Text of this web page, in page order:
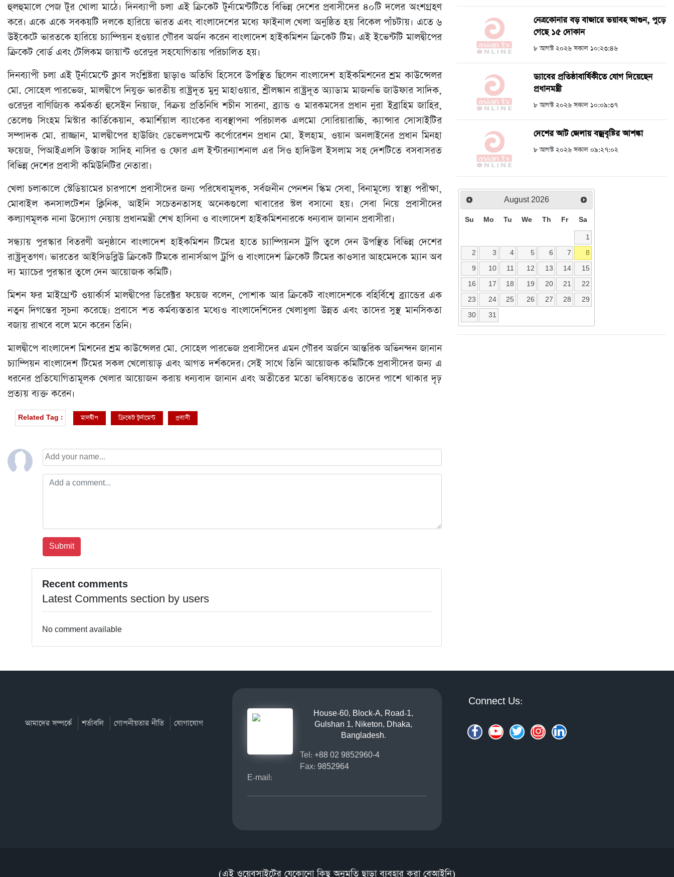
হুলহুমালে পেজ টুর খোলা মাঠে। দিনব্যাপী চলা এই ক্রিকেট টুর্নামেন্টটিতে বিভিন্ন দেশের প্রবাসীদের ৪০টি দলের অংশগ্রহণ
করে। একে একে সবকয়টি দলকে হারিয়ে ভারত এবং বাংলাদেশের মধ্যে ফাইনাল খেলা অনুষ্ঠিত হয় বিকেল পাঁচটায়। এতে ৬
উইকেটে ভারতকে হারিয়ে চ্যাম্পিয়ন হওয়ার গৌরব অর্জন করেন বাংলাদেশ হাইকমিশন ক্রিকেট টিম। এই ইভেন্টটি মালদ্বীপের
ক্রিকেট বোর্ড এবং টেলিকম জায়ান্ট ওরেদুর সহযোগিতায় পরিচালিত হয়।
দিনব্যাপী চলা এই টুর্নামেন্টে ক্লাব সংশ্লিষ্টরা ছাড়াও অতিথি হিসেবে উপস্থিত ছিলেন বাংলাদেশ হাইকমিশনের শ্রম কাউন্সেলর
মো. সোহেল পারভেজ, মালদ্বীপে নিযুক্ত ভারতীয় রাষ্ট্রদূত মুনু মাহাওয়ার, শ্রীলঙ্কান রাষ্ট্রদূত অ্যাডাম মাজনভি জাউফার সাদিক,
ওরেদুর বাণিজ্যিক কর্মকর্তা হুসেইন নিয়াজ, বিক্রয় প্রতিনিধি শচীন সারনা, ব্র্যান্ড ও মারকমসের প্রধান নুরা ইব্রাহিম জাহির,
তেলেগু সিংহম মিস্টার কার্তিকেয়ান, কমার্শিয়াল ব্যাংকের ব্যবস্থাপনা পরিচালক এলমো সোরিয়ারাচ্চি, ক্যান্সার সোসাইটির
সম্পাদক মো. রাজ্জান, মালদ্বীপের হাউজিং ডেভেলপমেন্ট কর্পোরেশন প্রধান মো. ইলহাম, ওয়ান অনলাইনের প্রধান মিনহা
ফয়েজ, পিআইএলসি উস্তাজ সাদিহ নাসির ও ফোর এল ইন্টারন্যাশনাল এর সিও হাদিউল ইসলাম সহ দেশটিতে বসবাসরত
বিভিন্ন দেশের প্রবাসী কমিউনিটির নেতারা।
খেলা চলাকালে স্টেডিয়ামের চারপাশে প্রবাসীদের জন্য পরিষেবামূলক, সর্বজনীন পেনশন স্কিম সেবা, বিনামূল্যে স্বাস্থ্য পরীক্ষা,
মোবাইল কনসালটেশন ক্লিনিক, আইনি সচেতনতাসহ অনেকগুলো খাবারের স্টল বসানো হয়। সেবা নিয়ে প্রবাসীদের
কল্যাণমূলক নানা উদ্যোগ নেয়ায় প্রধানমন্ত্রী শেখ হাসিনা ও বাংলাদেশ হাইকমিশনারকে ধন্যবাদ জানান প্রবাসীরা।
সন্ধ্যায় পুরস্কার বিতরণী অনুষ্ঠানে বাংলাদেশ হাইকমিশন টিমের হাতে চ্যাম্পিয়নস ট্রপি তুলে দেন উপস্থিত বিভিন্ন দেশের
রাষ্ট্রদূতগণ। ভারতের আইসিডব্লিউ ক্রিকেট টিমকে রানার্সআপ ট্রপি ও বাংলাদেশ ক্রিকেট টিমের কাওসার আহমেদকে ম্যান অব
দ্য ম্যাচের পুরস্কার তুলে দেন আয়োজক কমিটি।
মিশন ফর মাইগ্রেন্ট ওয়ার্কার্স মালদ্বীপের ডিরেক্টর ফয়েজ বলেন, পোশাক আর ক্রিকেট বাংলাদেশকে বহির্বিশ্বে ব্র্যান্ডের এক
নতুন দিগন্তের সূচনা করেছে। প্রবাসে শত কর্মব্যস্ততার মধ্যেও বাংলাদেশিদের খেলাধুলা উন্নত এবং তাদের সুস্থ মানসিকতা
বজায় রাখবে বলে মনে করেন তিনি।
মালদ্বীপে বাংলাদেশ মিশনের শ্রম কাউন্সেলর মো. সোহেল পারভেজ প্রবাসীদের এমন গৌরব অর্জনে আন্তরিক অভিনন্দন জানান
চ্যাম্পিয়ন বাংলাদেশ টিমের সকল খেলোয়াড় এবং আগত দর্শকদের। সেই সাথে তিনি আয়োজক কমিটিকে প্রবাসীদের জন্য এ
ধরনের প্রতিযোগিতামূলক খেলার আয়োজন করায় ধন্যবাদ জানান এবং অতীতের মতো ভবিষ্যতেও তাদের পাশে থাকার দৃঢ়
প্রত্যয় ব্যক্ত করেন।
Related Tag : মালদ্বীপ ক্রিকেট টুর্নামেন্ট প্রবাসী
Recent comments
Latest Comments section by users
No comment available
নেত্রকোনার বড় বাজারে ভয়াবহ আগুন, পুড়ে
গেছে ১৫ দোকান
৮ আগস্ট ২০২৬ সকাল ১০:২৩:৪৬
ড্যাবের প্রতিষ্ঠাবার্ষিকীতে যোগ দিয়েছেন
প্রধানমন্ত্রী
৮ আগস্ট ২০২৬ সকাল ১০:০৯:৩৭
দেশের আট জেলায় বজ্রবৃষ্টির আশঙ্কা
৮ আগস্ট ২০২৬ সকাল ০৯:২৭:০২
August 2026
Su Mo Tu We Th Fr Sa
1
2
3 4 5 6 7
8
9
10 11 12 13 14
15
16
17 18 19 20 21
22
23
24 25 26 27 28
29
30
31
আমাদের সম্পর্কে শর্তাবলি গোপনীয়তার নীতি যোগাযোগ
House-60, Block-A, Road-1,
Gulshan 1, Niketon, Dhaka,
Bangladesh.
Tel: +88 02 9852960-4
Fax: 9852964
E-mail:
Connect Us:
(এই ওয়েবসাইটের যেকোনো কিছু অনুমতি ছাড়া ব্যবহার করা বেআইনি)